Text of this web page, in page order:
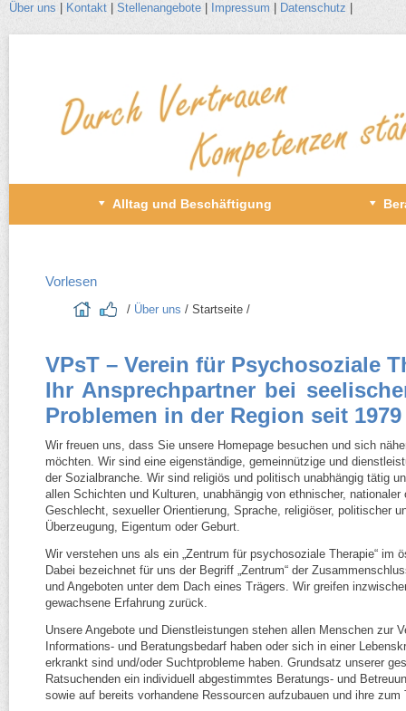
Über uns Kontakt Stellenangebote Impressum Datenschutz
Alltag und Beschäftigung
Vorlesen
/​ Über uns /​ Startseite /​
VPsT – Verein für Psychosoziale
Ihr Ansprechpartner bei
Problemen in der Region seit 1979
Wir freuen uns, dass Sie unsere Homepage besuchen und sich
möchten. Wir sind eine eigenständige, gemeinnützige und
der Sozialbranche. Wir sind religiös und politisch unabhängig tätig
allen Schichten und Kulturen, unabhängig von ethnischer,
Geschlecht, sexueller Orientierung, Sprache, religiöser, politischer
Überzeugung, Eigentum oder Geburt.
Wir verstehen uns als ein „Zentrum für psychosoziale Therapie“ im
Dabei bezeichnet für uns der Begriff „Zentrum“ der
und Angeboten unter dem Dach eines Trägers. Wir greifen
gewachsene Erfahrung zurück.
Unsere Angebote und Dienstleistungen stehen allen Menschen zur
Informations- und Beratungsbedarf haben oder sich in einer
erkrankt sind und/​oder Suchtprobleme haben. Grundsatz unserer
Ratsuchenden ein individuell abgestimmtes Beratungs- und
sowie auf bereits vorhandene Ressourcen aufzubauen und ihre